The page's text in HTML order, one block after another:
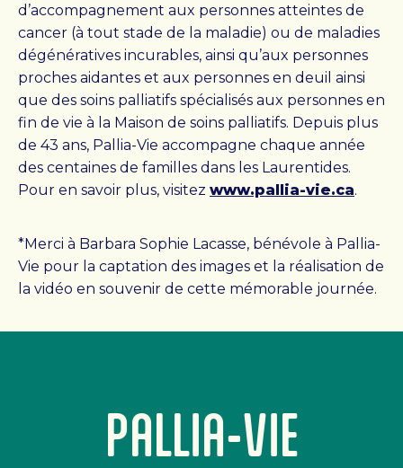
d’accompagnement aux personnes atteintes de
cancer (à tout stade de la maladie) ou de maladies
dégénératives incurables, ainsi qu’aux personnes
proches aidantes et aux personnes en deuil ainsi
que des soins palliatifs spécialisés aux personnes en
fin de vie à la Maison de soins palliatifs. Depuis plus
de 43 ans, Pallia-Vie accompagne chaque année
des centaines de familles dans les Laurentides.
Pour en savoir plus, visitez www.pallia-vie.ca.
*Merci à Barbara Sophie Lacasse, bénévole à Pallia-
Vie pour la captation des images et la réalisation de
la vidéo en souvenir de cette mémorable journée.
PALLIA-VIE